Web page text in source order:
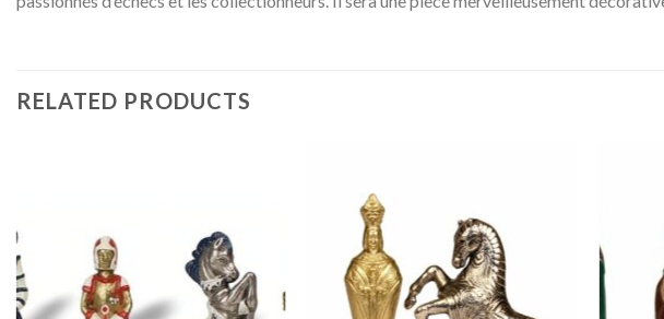
RELATED PRODUCTS